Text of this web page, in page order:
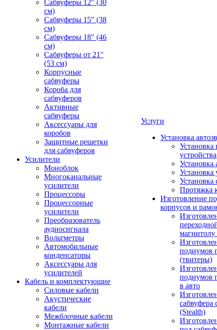
Сабвуферы 12" (30
см)
Сабвуферы 15" (38
см)
Сабвуферы 18" (46
см)
Сабвуферы от 21"
(53 см)
Корпусные
сабвуферы
Короба для
сабвуферов
Активные
сабвуферы
Аксессуары для
коробов
Защитные решетки
для сабвуферов
Усилители
Моноблок
Многоканальные
усилители
Процессоры
Процессорные
усилители
Преобразователь
аудиосигнала
Вольтметры
Автомобильные
конденсаторы
Аксессуары для
усилителей
Кабель и комплектующие
Силовые кабели
Акустические
кабели
Межблочные кабели
Монтажные кабели
Услуги
Установка
Установка
устройства
Установка
Установка
Установка
Протяжка
Изготовление
корпусов и
подиумов
(твитеры)
подиумов
в авто
сабвуфера
(Stealth)